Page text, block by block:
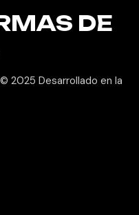
DE
© 2025Desarrollado en la